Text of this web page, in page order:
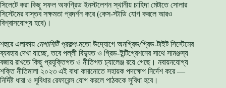
সিলেটে করা কিছু সফল অফগ্রিড ইনস্টলেশন স্থানীয় চাহিদা মেটাতে সোলার
সিস্টেমের বাস্তব সক্ষমতা প্রদর্শন করে (কেস-স্টাডি যোগ করলে আরও
বিশ্বাসযোগ্য হবে)।
শহুরে এলাকায় মেগাসিটি প্রকল্প-মতো উদ্যোগে অনগ্রিড/গ্রিড-টাইট সিস্টেমের
ব্যবহার দেখা যাচ্ছে, তবে পল্লী বিদ্যুত ও গ্রিড-ইন্টিগ্রেশনের সাথে সামঞ্জস্য
বজায় রাখতে কিছু প্রযুক্তিগত ও নীতিগত চ্যালেঞ্জ রয়ে গেছে। নবায়নযোগ্য
শক্তি নীতিমালা ২০২৩ এই বাধা কমানোতে সহায়ক পদক্ষেপ নির্দেশ করে —
নির্দিষ্ট ধারা ও সুবিধার রেফারেন্স যোগ করলে পাঠককে সুবিধা হবে।